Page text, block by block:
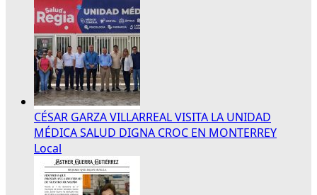
CÉSAR GARZA VILLARREAL VISITA LA UNIDAD
MÉDICA SALUD DIGNA CROC EN MONTERREY
Local